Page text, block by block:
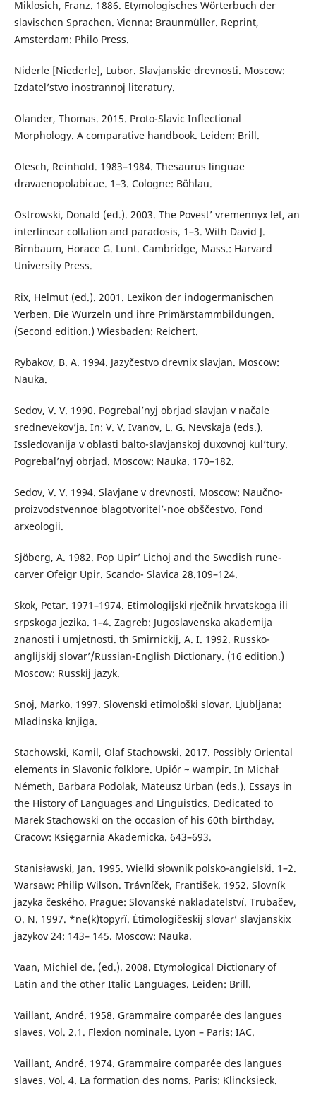
Miklosich, Franz. 1886. Etymologisches Wörterbuch der
slavischen Sprachen. Vienna: Braunmüller. Reprint,
Amsterdam: Philo Press.
Niderle [Niederle], Lubor. Slavjanskie drevnosti. Moscow:
Izdatel’stvo inostrannoj literatury.
Olander, Thomas. 2015. Proto-Slavic Inflectional
Morphology. A comparative handbook. Leiden: Brill.
Olesch, Reinhold. 1983–1984. Thesaurus linguae
dravaenopolabicae. 1–3. Cologne: Böhlau.
Ostrowski, Donald (ed.). 2003. The Povest’ vremennyx let, an
interlinear collation and paradosis, 1–3. With David J.
Birnbaum, Horace G. Lunt. Cambridge, Mass.: Harvard
University Press.
Rix, Helmut (ed.). 2001. Lexikon der indogermanischen
Verben. Die Wurzeln und ihre Primärstammbildungen.
(Second edition.) Wiesbaden: Reichert.
Rybakov, B. A. 1994. Jazyčestvo drevnix slavjan. Moscow:
Nauka.
Sedov, V. V. 1990. Pogrebal’nyj obrjad slavjan v načale
srednevekov’ja. In: V. V. Ivanov, L. G. Nevskaja (eds.).
Issledovanija v oblasti balto-slavjanskoj duxovnoj kul’tury.
Pogrebal’nyj obrjad. Moscow: Nauka. 170–182.
Sedov, V. V. 1994. Slavjane v drevnosti. Moscow: Naučno-
proizvodstvennoe blagotvoritel’-noe obščestvo. Fond
arxeologii.
Sjöberg, A. 1982. Pop Upir’ Lichoj and the Swedish rune-
carver Ofeigr Upir. Scando- Slavica 28.109–124.
Skok, Petar. 1971–1974. Etimologijski rječnik hrvatskoga ili
srpskoga jezika. 1–4. Zagreb: Jugoslavenska akademija
znanosti i umjetnosti. th Smirnickij, A. I. 1992. Russko-
anglijskij slovar’/Russian-English Dictionary. (16 edition.)
Moscow: Russkij jazyk.
Snoj, Marko. 1997. Slovenski etimološki slovar. Ljubljana:
Mladinska knjiga.
Stachowski, Kamil, Olaf Stachowski. 2017. Possibly Oriental
elements in Slavonic folklore. Upiór ~ wampir. In Michał
Németh, Barbara Podolak, Mateusz Urban (eds.). Essays in
the History of Languages and Linguistics. Dedicated to
Marek Stachowski on the occasion of his 60th birthday.
Cracow: Księgarnia Akademicka. 643–693.
Stanisławski, Jan. 1995. Wielki słownik polsko-angielski. 1–2.
Warsaw: Philip Wilson. Trávníček, František. 1952. Slovník
jazyka českého. Prague: Slovanské nakladatelství. Trubačev,
O. N. 1997. *ne(k)topyrĭ. Ètimologičeskij slovar’ slavjanskix
jazykov 24: 143– 145. Moscow: Nauka.
Vaan, Michiel de. (ed.). 2008. Etymological Dictionary of
Latin and the other Italic Languages. Leiden: Brill.
Vaillant, André. 1958. Grammaire comparée des langues
slaves. Vol. 2.1. Flexion nominale. Lyon – Paris: IAC.
Vaillant, André. 1974. Grammaire comparée des langues
slaves. Vol. 4. La formation des noms. Paris: Klincksieck.